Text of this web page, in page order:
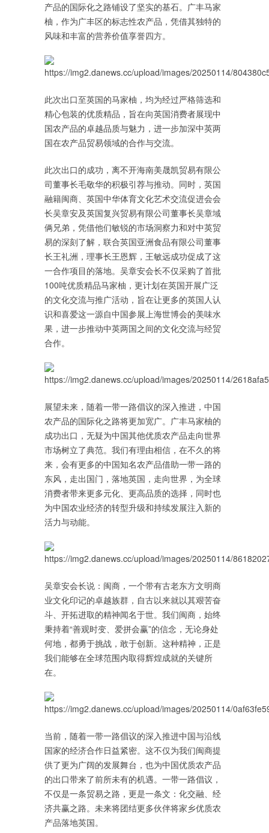
产品的国际化之路铺设了坚实的基石。广丰马家
柚，作为广丰区的标志性农产品，凭借其独特的
风味和丰富的营养价值享誉四方。
此次出口至英国的马家柚，均为经过严格筛选和
精心包装的优质精品，旨在向英国消费者展现中
国农产品的卓越品质与魅力，进一步加深中英两
国在农产品贸易领域的合作与交流。
此次出口的成功，离不开海南美晟凯贸易有限公
司董事长毛敬华的积极引荐与推动。同时，英国
融籍闽商、英国中华体育文化艺术交流促进会会
长吴章安及英国复兴贸易有限公司董事长吴章域
俩兄弟，凭借他们敏锐的市场洞察力和对中英贸
易的深刻了解，联合英国亚洲食品有限公司董事
长王礼洲，理事长王恩辉，王敏远成功促成了这
一合作项目的落地。吴章安会长不仅采购了首批
100吨优质精品马家柚，更计划在英国开展广泛
的文化交流与推广活动，旨在让更多的英国人认
识和喜爱这一源自中国参展上海世博会的美味水
果，进一步推动中英两国之间的文化交流与经贸
合作。
展望未来，随着一带一路倡议的深入推进，中国
农产品的国际化之路将更加宽广。广丰马家柚的
成功出口，无疑为中国其他优质农产品走向世界
市场树立了典范。我们有理由相信，在不久的将
来，会有更多的中国知名农产品借助一带一路的
东风，走出国门，落地英国，走向世界，为全球
消费者带来更多元化、更高品质的选择，同时也
为中国农业经济的转型升级和持续发展注入新的
活力与动能。
吴章安会长说：闽商，一个带有古老东方文明商
业文化印记的卓越族群，自古以来就以其艰苦奋
斗、开拓进取的精神闻名于世。我们闽商，始终
秉持着“善观时变、爱拼会赢”的信念，无论身处
何地，都勇于挑战，敢于创新。这种精神，正是
我们能够在全球范围内取得辉煌成就的关键所
在。
当前，随着一带一路倡议的深入推进中国与沿线
国家的经济合作日益紧密。这不仅为我们闽商提
供了更为广阔的发展舞台，也为中国优质农产品
的出口带来了前所未有的机遇。一带一路倡议，
不仅是一条贸易之路，更是一条文：化交融、经
济共赢之路。未来将团结更多伙伴将家乡优质农
产品落地英国。